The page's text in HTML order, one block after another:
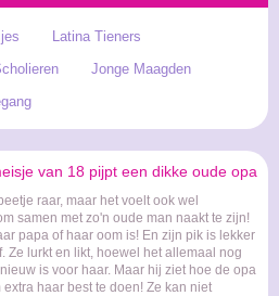
Latina Tieners
Jonge Maagden
van 18 pijpt een dikke oude opa
raar, maar het voelt ook wel
samen met zo'n oude man naakt te zijn!
papa of haar oom is! En zijn pik is lekker
Ze lurkt en likt, hoewel het allemaal nog
is voor haar. Maar hij ziet hoe de opa
haar best te doen! Ze kan niet